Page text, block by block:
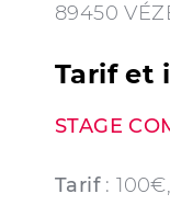
89450
Tarif et
STAGE
Tarif :